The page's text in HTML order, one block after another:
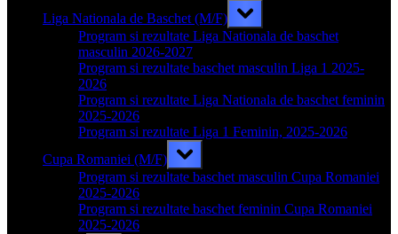
Liga Nationala de Baschet (M/F)
Toggle
sub-
menu
Program si rezultate Liga Nationala de baschet
masculin 2026-2027
Program si rezultate baschet masculin Liga 1 2025-
2026
Program si rezultate Liga Nationala de baschet feminin
2025-2026
Program si rezultate Liga 1 Feminin, 2025-2026
Cupa Romaniei (M/F)
Toggle
sub-
menu
Program si rezultate baschet masculin Cupa Romaniei
2025-2026
Program si rezultate baschet feminin Cupa Romaniei
2025-2026